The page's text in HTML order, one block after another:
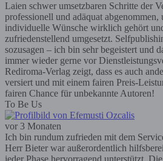
Laien schwer umsetzbaren Schritte der
professionell und adäquat abgenommen,
individuelle Wünsche wirklich gehört
zufriedenstellend umgesetzt.
sozusagen – ich bin sehr begeistert und
immer wieder gerne vor
Rediroma-Verlag zeigt, dass es auch
versiert und mit einem fairen Preis-
fairen Chance für unbekannte Autoren!
To Be Us
vor 3 Monaten
Ich bin rundum zufrieden mit dem
Herr Bieter war außerordentlich